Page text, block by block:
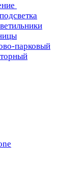
парковый